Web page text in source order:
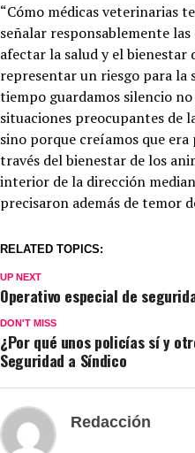
“Cómo médicas veterinarias
señalar responsablemente
afectar la salud y el bienestar
representar un riesgo para la
tiempo guardamos silencio
situaciones preocupantes de
sino porque creíamos que
través del bienestar de los
interior de la dirección
precisaron además de temor
RELATED TOPICS:
UP NEXT
Operativo especial de
DON'T MISS
¿Por qué unos policías sí y
Seguridad a Síndico
Redacción